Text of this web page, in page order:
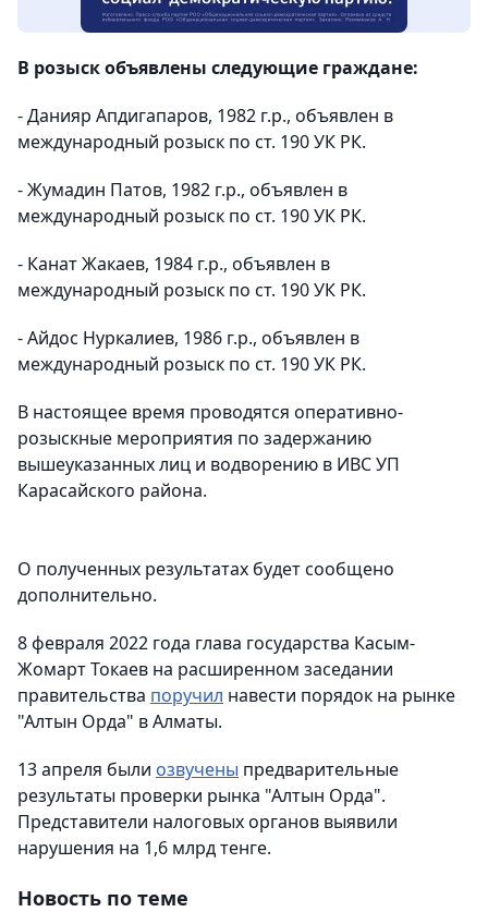
В розыск объявлены следующие граждане:
- Данияр Апдигапаров, 1982 г.р., объявлен в
международный розыск по ст. 190 УК РК.
- Жумадин Патов, 1982 г.р., объявлен в
международный розыск по ст. 190 УК РК.
- Канат Жакаев, 1984 г.р., объявлен в
международный розыск по ст. 190 УК РК.
- Айдос Нуркалиев, 1986 г.р., объявлен в
международный розыск по ст. 190 УК РК.
В настоящее время проводятся оперативно-
розыскные мероприятия по задержанию
вышеуказанных лиц и водворению в ИВС УП
Карасайского района.
О полученных результатах будет сообщено
дополнительно.
8 февраля 2022 года глава государства Касым-
Жомарт Токаев на расширенном заседании
правительства поручил навести порядок на рынке
"Алтын Орда" в Алматы.
13 апреля были озвучены предварительные
результаты проверки рынка "Алтын Орда".
Представители налоговых органов выявили
нарушения на 1,6 млрд тенге.
Новость по теме